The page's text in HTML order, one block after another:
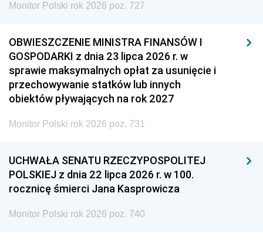
Monitor Polski rok 2026 poz. 727
OBWIESZCZENIE MINISTRA FINANSÓW I
GOSPODARKI z dnia 23 lipca 2026 r. w
sprawie maksymalnych opłat za usunięcie i
przechowywanie statków lub innych
obiektów pływających na rok 2027
Monitor Polski rok 2026 poz. 731
UCHWAŁA SENATU RZECZYPOSPOLITEJ
POLSKIEJ z dnia 22 lipca 2026 r. w 100.
rocznicę śmierci Jana Kasprowicza
Monitor Polski rok 2026 poz. 740